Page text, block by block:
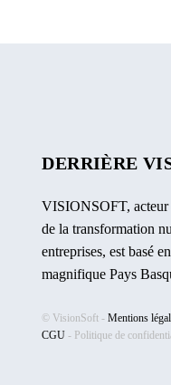
DERRIÈRE
VISIONSOFT, acteur
de la transformation
entreprises, est basé
magnifique Pays
© VisionSoft -Mentions
CGU - Politique de